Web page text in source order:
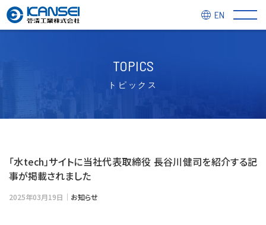
EN
TOPICS
トピックス
「水tech」サイトに当社代表取締役 長谷川健司を紹介する記
事が掲載されました
2025年03月19日｜ お知らせ